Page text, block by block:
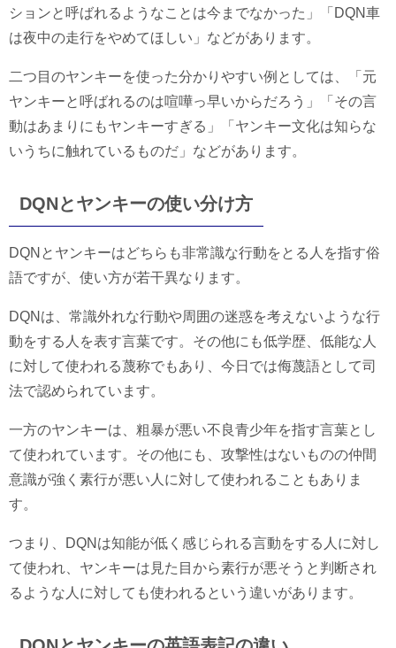
ションと呼ばれるようなことは今までなかった」「DQN車
は夜中の走行をやめてほしい」などがあります。
二つ目のヤンキーを使った分かりやすい例としては、「元
ヤンキーと呼ばれるのは喧嘩っ早いからだろう」「その言
動はあまりにもヤンキーすぎる」「ヤンキー文化は知らな
いうちに触れているものだ」などがあります。
DQNとヤンキーの使い分け方
DQNとヤンキーはどちらも非常識な行動をとる人を指す俗
語ですが、使い方が若干異なります。
DQNは、常識外れな行動や周囲の迷惑を考えないような行
動をする人を表す言葉です。その他にも低学歴、低能な人
に対して使われる蔑称でもあり、今日では侮蔑語として司
法で認められています。
一方のヤンキーは、粗暴が悪い不良青少年を指す言葉とし
て使われています。その他にも、攻撃性はないものの仲間
意識が強く素行が悪い人に対して使われることもありま
す。
つまり、DQNは知能が低く感じられる言動をする人に対し
て使われ、ヤンキーは見た目から素行が悪そうと判断され
るような人に対しても使われるという違いがあります。